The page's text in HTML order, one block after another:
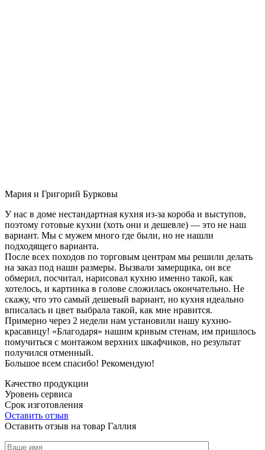
Мария и Григорий Бурковы
У нас в доме нестандартная кухня из-за короба и выступов,
поэтому готовые кухни (хоть они и дешевле) — это не наш
вариант. Мы с мужем много где были, но не нашли
подходящего варианта.
После всех походов по торговым центрам мы решили делать
на заказ под наши размеры. Вызвали замерщика, он все
обмерил, посчитал, нарисовал кухню именно такой, как
хотелось, и картинка в голове сложилась окончательно. Не
скажу, что это самый дешевый вариант, но кухня идеально
вписалась и цвет выбрала такой, как мне нравится.
Примерно через 2 недели нам установили нашу кухню-
красавицу! «Благодаря» нашим кривым стенам, им пришлось
помучиться с монтажом верхних шкафчиков, но результат
получился отменный.
Большое всем спасибо! Рекомендую!
Качество продукции
Уровень сервиса
Срок изготовления
Оставить отзыв
Оставить отзыв на товар Галлия